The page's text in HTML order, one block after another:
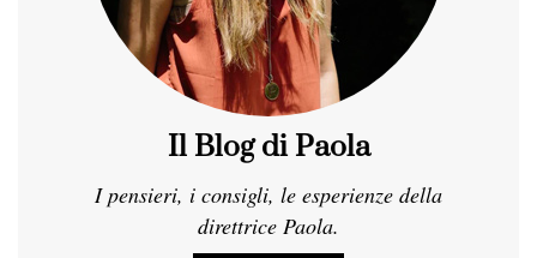
Il Blog di Paola
I pensieri, i consigli, le esperienze della
direttrice Paola.